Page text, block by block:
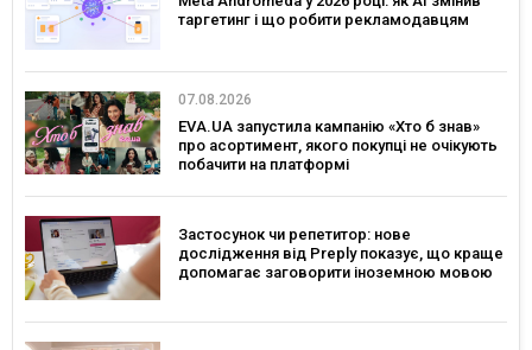
таргетинг і що робити рекламодавцям
07.08.2026
EVA.UA запустила кампанію «Хто б знав»
про асортимент, якого покупці не очікують
побачити на платформі
Застосунок чи репетитор: нове
дослідження від Preply показує, що краще
допомагає заговорити іноземною мовою